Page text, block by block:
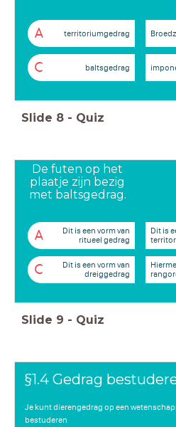
A territoriumgedrag
C baltsgedrag
Slide 8 - Quiz
De futen op het
plaatje zijn bezig
met baltsgedrag.
A
Dit is een vorm van
ritueel gedrag
Dit is
C
Dit is een vorm van
dreiggedrag
Slide 9 - Quiz
§1.4 Gedrag
Je kunt dierengedrag op een
bestuderen